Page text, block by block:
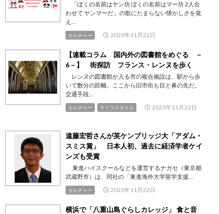
「ぼくの名前はヤン坊 ぼくの名前はマー坊 2人合
わせて ヤンマーだ」の歌にたまらない懐かしさを覚
え...
カルチャー 2023年11月22日
【連載コラム 国内外の図書館をめぐる －
6－】 街探訪 フランス・レンヌを歩く
レンヌの図書館が入る市の複合施設は、駅から歩
いて数分の距離。ここから旧市街も目と鼻の先だ。
交通手段...
カルチャー ライフスタイル 2023年11月22日
遠藤宏哲さんが英ケンブリッジ大「アダム・
スミス賞」 日本人初、過去に経済学者ケイ
ンズも受賞
東進ハイスクールなどを運営するナガセ（東京都
武蔵野市）は、同社の「東進海外大学留学支援...
カルチャー 2023年11月22日
横浜で「八重山島ぐらしカレッジ」 食と音